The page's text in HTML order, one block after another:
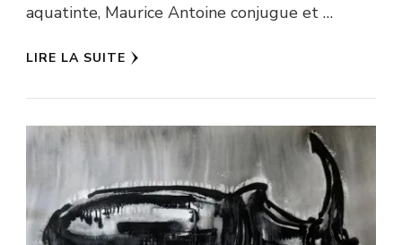
aquatinte, Maurice Antoine conjugue et …
LIRE LA SUITE